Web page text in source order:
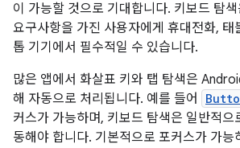
이 가능할 것으로 기대합니다. 키보드 탐
요구사항을 가진 사용자에게 휴대전화, 태
톱 기기에서 필수적일 수 있습니다.
많은 앱에서 화살표 키와 탭 탐색은
해 자동으로 처리됩니다. 예를 들어
커스가 가능하며, 키보드 탐색은 일반적으
동해야 합니다. 기본적으로 포커스가 가능